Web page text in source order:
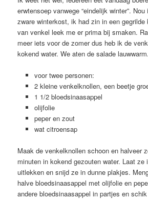
erwtensoep vanwege “eindelijk winter”.
zware winterkost, ik had zin in een gegrilde
van venkel leek me er prima bij smaken.
meer iets voor de zomer dus heb ik de
kokend water. We aten de salade lauwwarm.
voor twee personen:
2 kleine venkelknollen, een beetje
1 1/2 bloedsinaasappel
olijfolie
peper en zout
wat citroensap
Maak de venkelknollen schoon en halveer
minuten in kokend gezouten water. Laat ze
uitlekken en snijd ze in dunne plakjes.
halve bloedsinaasappel met olijfolie en
andere bloedsinaasappel in partjes en